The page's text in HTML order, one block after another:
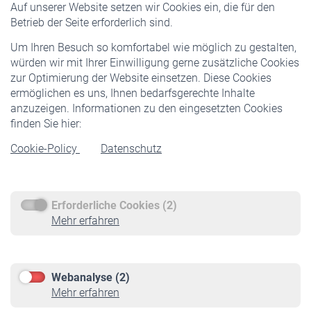
Auf unserer Website setzen wir Cookies ein, die für den
Betrieb der Seite erforderlich sind.
Um Ihren Besuch so komfortabel wie möglich zu gestalten,
würden wir mit Ihrer Einwilligung gerne zusätzliche Cookies
zur Optimierung der Website einsetzen. Diese Cookies
ermöglichen es uns, Ihnen bedarfsgerechte Inhalte
anzuzeigen. Informationen zu den eingesetzten Cookies
finden Sie hier:
Cookie-Policy
Datenschutz
Erforderliche Cookies (2)
Mehr erfahren
Webanalyse (2)
Mehr erfahren
Pflichtversicherung
Staatliche Förderung
Veranstaltungen
Rentner
Rentenbeginn
Rente beantragen
Service
Informationen
Online-Rechner
VBLnewsletter